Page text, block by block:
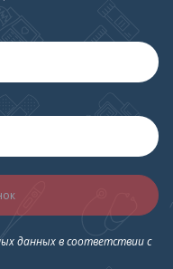
клапан
в сумке-чехле
данных в соответствии с